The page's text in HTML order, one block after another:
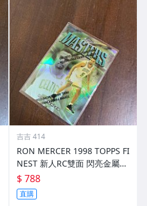
吉吉 414
RON MERCER 1998 TOPPS FI
NEST 新人RC雙面 閃亮金屬卡
REF 限002/1090 前後如圖
$ 788
直購